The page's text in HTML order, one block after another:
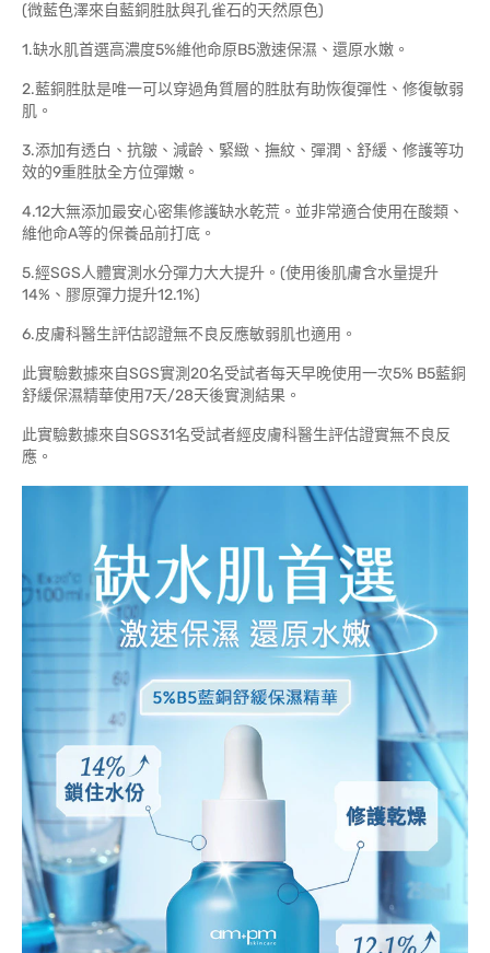
(微藍色澤來自藍銅胜肽與孔雀石的天然原色)
1.缺水肌首選高濃度5%維他命原B5激速保濕、還原水嫩。
2.藍銅胜肽是唯一可以穿過角質層的胜肽有助恢復彈性、修復敏弱
肌。
3.添加有透白、抗皺、減齡、緊緻、撫紋、彈潤、舒緩、修護等功
效的9重胜肽全方位彈嫩。
4.12大無添加最安心密集修護缺水乾荒。並非常適合使用在酸類、
維他命A等的保養品前打底。
5.經SGS人體實測水分彈力大大提升。(使用後肌膚含水量提升
14%、膠原彈力提升12.1%)
6.皮膚科醫生評估認證無不良反應敏弱肌也適用。
此實驗數據來自SGS實測20名受試者每天早晚使用一次5% B5藍銅
舒緩保濕精華使用7天/28天後實測結果。
此實驗數據來自SGS31名受試者經皮膚科醫生評估證實無不良反
應。